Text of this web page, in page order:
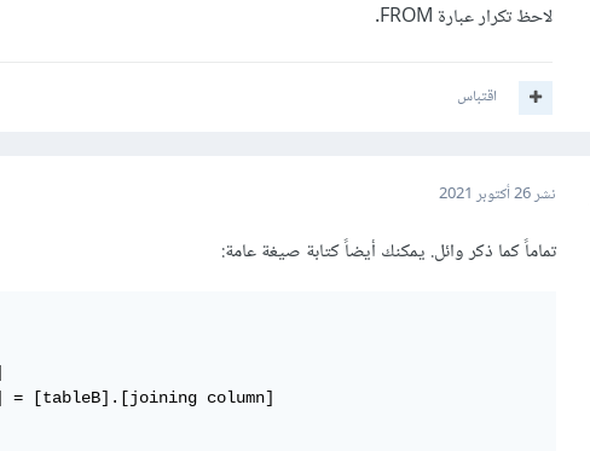
لاحظ تكرار عبارة FROM.
اقتباس
نشر26 أكتوبر 2021
تماماً كما ذكر وائل. يمكنك أيضاً كتابة صيغة عامة:
= [tableB].[joining column]